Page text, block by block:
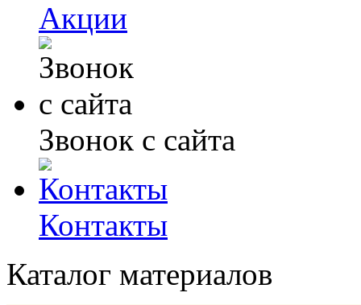
Акции
Звонок с сайта
Контакты
Каталог материалов